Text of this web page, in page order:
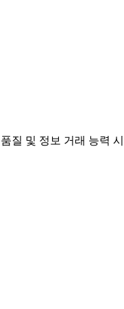
질 및 정보 거래 능력